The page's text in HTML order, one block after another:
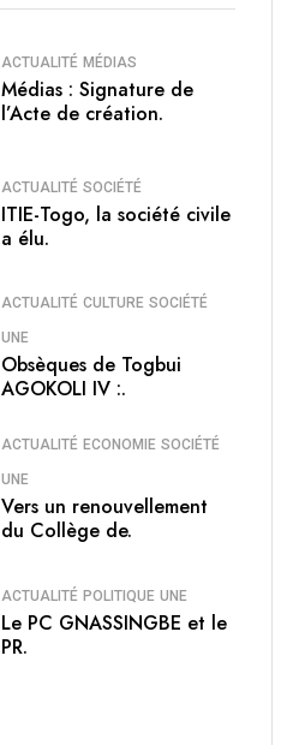
ACTUALITÉ MÉDIAS
Médias : Signature de
l’Acte de création.
ACTUALITÉ SOCIÉTÉ
ITIE-Togo, la société civile
a élu.
ACTUALITÉ CULTURE SOCIÉTÉ
UNE
Obsèques de Togbui
AGOKOLI IV :.
ACTUALITÉ ECONOMIE SOCIÉTÉ
UNE
Vers un renouvellement
du Collège de.
ACTUALITÉ POLITIQUE UNE
Le PC GNASSINGBE et le
PR.